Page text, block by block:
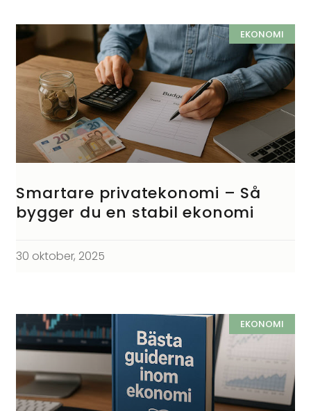
EKONOMI
Smartare privatekonomi – Så
bygger du en stabil ekonomi
30 oktober, 2025
EKONOMI